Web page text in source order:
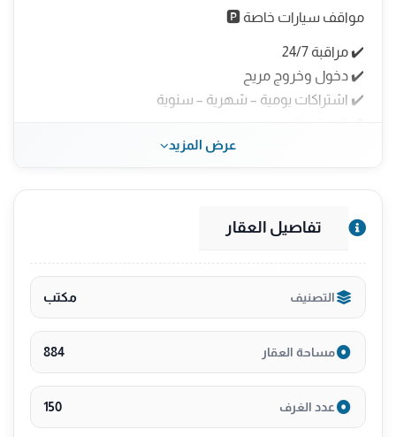
مواقف سيارات خاصة 🅿️
✔️ مراقبة 24/7
✔️ دخول وخروج مريح
✔️ اشتراكات يومية – شهرية – سنوية
✔️ حماية مستمرة
✔️ مساحات من 1م² حتى 50م²
✔️ عقود قصيرة أو طويلة
📍 المواقع: الدريهمية – السليمانية
رخصة فال1100270388
ترخيص 7100208766
عرض المزيد
تفاصيل العقار
التصنيف مكتب
مساحة العقار 884
عدد الغرف 150